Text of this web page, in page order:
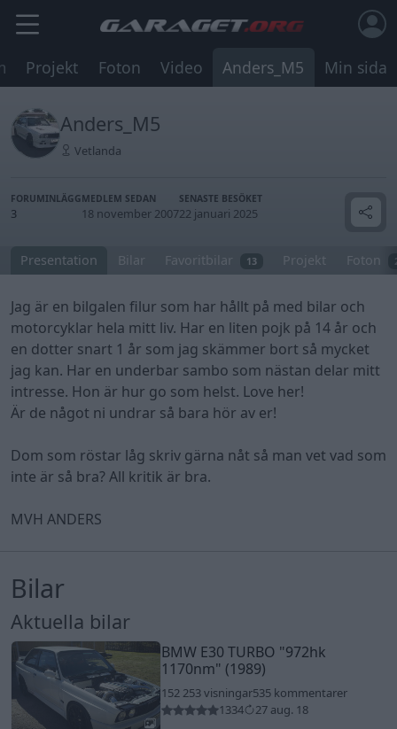
Projekt Foton Video Anders_M5 Min sida
Anders_M5
Vetlanda
FORUMINLÄGG
3
MEDLEM SEDAN
18 november 2007
SENASTE BESÖKET
22 januari 2025
Presentation Bilar Favoritbilar 13 Projekt Foton
Jag är en bilgalen filur som har hållt på med bilar och
motorcyklar hela mitt liv. Har en liten pojk på 14 år och
en dotter snart 1 år som jag skämmer bort så mycket
jag kan. Har en underbar sambo som nästan delar mitt
intresse. Hon är hur go som helst. Love her!
Är de något ni undrar så bara hör av er!
Dom som röstar låg skriv gärna nåt så man vet vad som
inte är så bra? All kritik är bra.
MVH ANDERS
Bilar
Aktuella bilar
BMW E30 TURBO "972hk
1170nm" (1989)
152 253 visningar535 kommentarer
1334
27 aug. 18